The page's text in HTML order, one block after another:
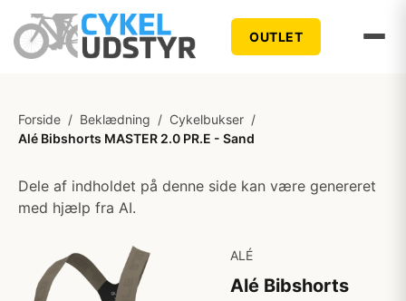
OUTLET
Forside / Beklædning / Cykelbukser /
Alé Bibshorts MASTER 2.0 PR.E - Sand
Dele af indholdet på denne side kan være genereret
med hjælp fra AI.
ALÉ
Alé Bibshorts